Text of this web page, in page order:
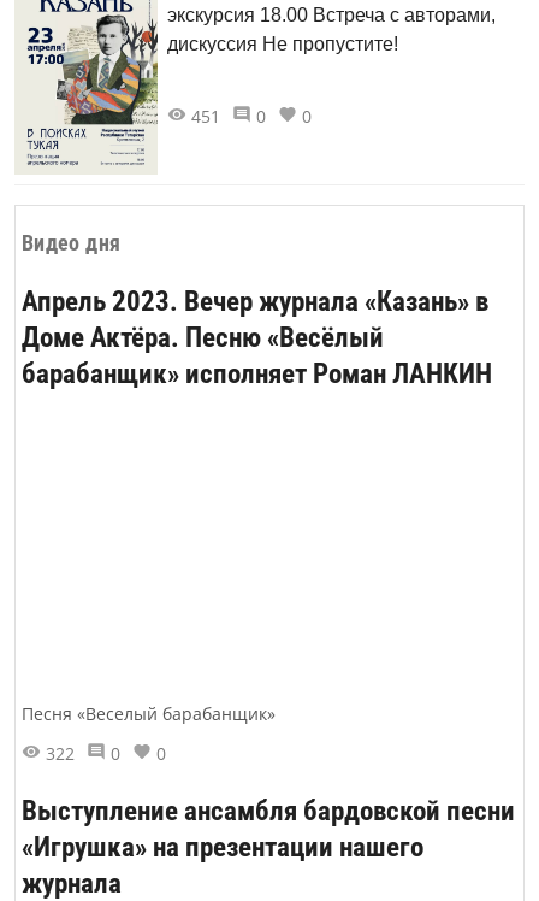
Видео дня
Апрель 2023. Вечер журнала «Казань» в
Доме Актёра. Песню «Весёлый
барабанщик» исполняет Роман ЛАНКИН
Песня «Веселый барабанщик»
322
0 0
Выступление ансамбля бардовской песни
«Игрушка» на презентации нашего
журнала
экскурсия 18.00 Встреча с авторами,
дискуссия Не пропустите!
451 0 0